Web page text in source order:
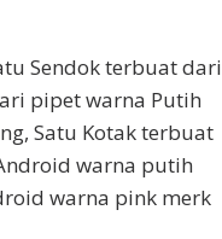
Sendok terbuat dari
pipet warna Putih
Satu Kotak terbuat
warna putih
warna pink merk